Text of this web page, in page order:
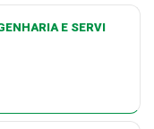
E SERVI